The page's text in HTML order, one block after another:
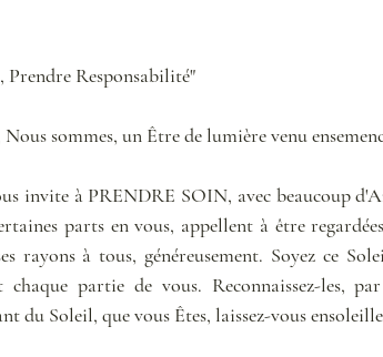
Prendre Responsabilité"
Nous sommes, un Être de lumière venu
invite à PRENDRE SOIN, avec beaucoup
parts en vous, appellent à être
rayons à tous, généreusement. Soyez ce
chaque partie de vous. Reconnaissez-les,
du Soleil, que vous Êtes, laissez-vous